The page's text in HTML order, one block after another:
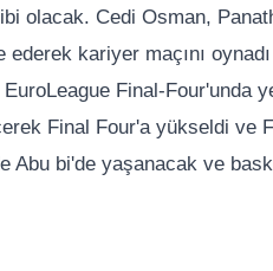
olacak. Cedi Osman,
kariyer maçını
Final-Four'unda
Final Four'a yükseldi ve
Abu bi'de yaşanacak ve